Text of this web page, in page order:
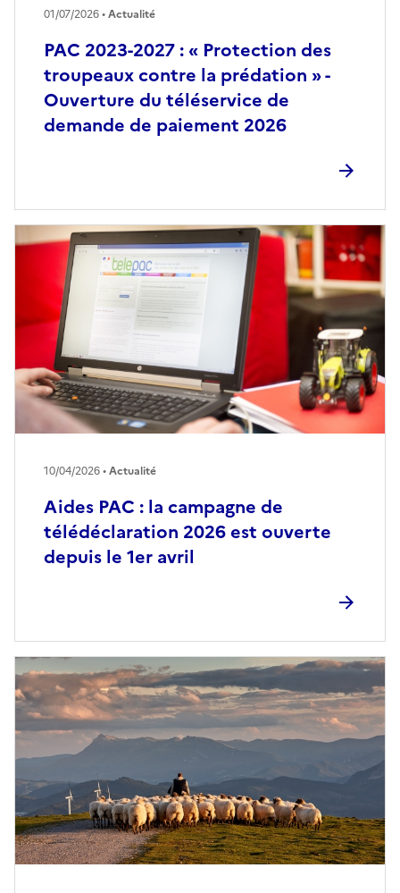
PAC 2023-2027 : « Protection des
troupeaux contre la prédation » -
Ouverture du téléservice de
demande de paiement 2026
01/07/2026 •Actualité
Aides PAC : la campagne de
télédéclaration 2026 est ouverte
depuis le 1er avril
10/04/2026 •Actualité